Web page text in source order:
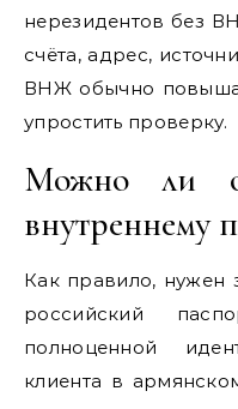
нерезидентов без
счёта, адрес,
ВНЖ обычно
упростить проверку.
Можно ли
внутреннему
Как правило, нужен
российский
полноценной
клиента в